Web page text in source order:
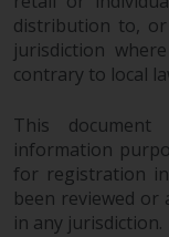
solche
distribution to,
jurisdiction
contrary to local
This
information
for registration
been reviewed
in any jurisdiction.